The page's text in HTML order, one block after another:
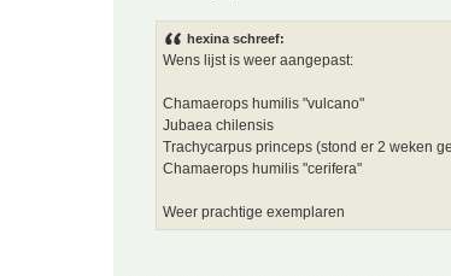
hexina schreef:
Wens lijst is weer aangepast:
Chamaerops humilis "vulcano"
Jubaea chilensis
Trachycarpus princeps (stond er 2 weken
Chamaerops humilis "cerifera"
Weer prachtige exemplaren